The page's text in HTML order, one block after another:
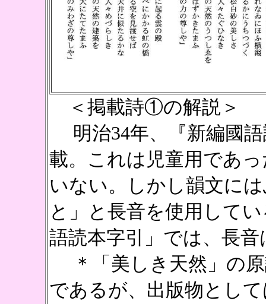
＜掲載詩①の解説＞
明治34年、『新編國
載。これは児童用であ
いない。しかし韻文に
と」と長音を使用して
語読本字引」では、長
＊「美しき天然」の
であるが、出版物とし